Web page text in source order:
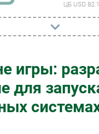
ЦБ USD
Маркетинг
Торговые
игры:
для